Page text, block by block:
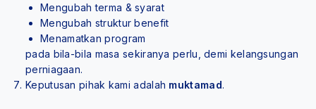
Mengubah terma & syarat
Mengubah struktur benefit
Menamatkan program
pada bila-bila masa sekiranya perlu, demi kelangsungan
perniagaan.
Keputusan pihak kami adalah muktamad.